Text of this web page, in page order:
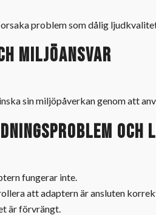
problem som dålig
miljöansvar
sin miljöpåverkan genom att
och
fungerar inte.
att adaptern är ansluten
är förvrängt.